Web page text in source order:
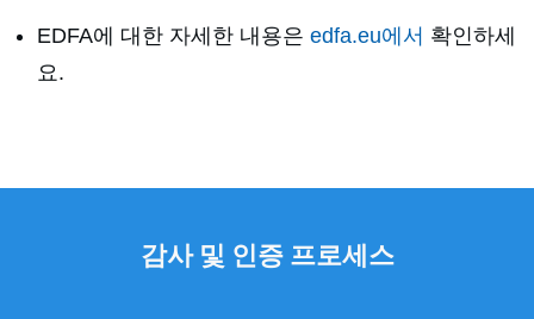
EDFA에 대한 자세한 내용은 edfa.eu에서 확인하세
요.
감사 및 인증 프로세스